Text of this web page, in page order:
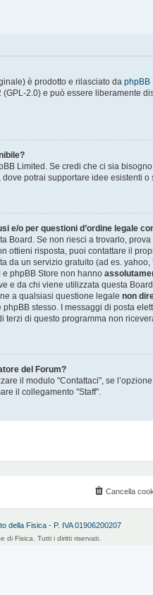
è prodotto e rilasciato da phpBB
2.0) e può essere liberamente
Limited. Se credi che ci sia
, dove potrai supportare idee esistenti
e/o per questioni d’ordine legale
Board. Se non riesci a trovarlo,
ottieni risposta, puoi contattare il
da un servizio gratuito (ad es. yahoo,
phpBB Store non hanno
e da chi viene utilizzata questa
a qualsiasi questione legale non
stesso. I messaggi di posta
terzi di questo programma non
del Forum?
il modulo "Contattaci", se
il collegamento "Staff".
Cancella
della Fisica - P. IVA 01906200207
di Fisica. Tutti i diritti riservati.